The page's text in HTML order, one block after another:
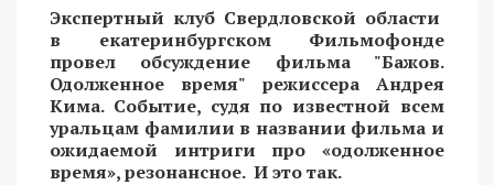
Экспертный клуб Свердловской области
в екатеринбургском Фильмофонде
провел обсуждение фильма "Бажов.
Одолженное время" режиссера Андрея
Кима. Событие, судя по известной всем
уральцам фамилии в названии фильма и
ожидаемой интриги про «одолженное
время», резонансное. И это так.